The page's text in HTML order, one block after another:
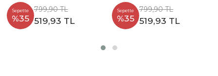
Sepette
%35
799,90 TL
519,93 TL
Sepette
%35
799,90 TL
519,93 TL